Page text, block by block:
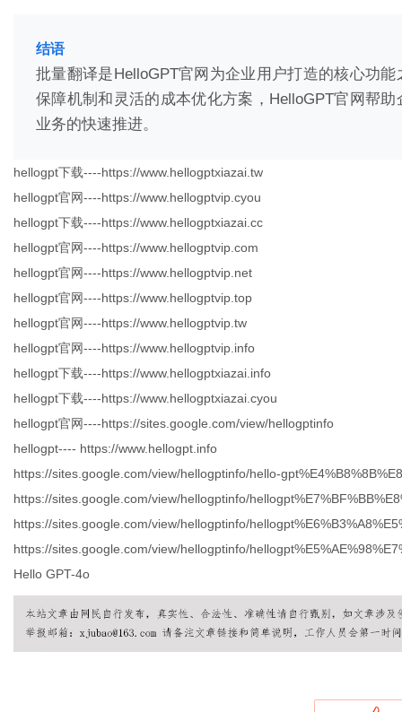
结语
批量翻译是HelloGPT官网为企业用户打造的核心功
保障机制和灵活的成本优化方案，HelloGPT官网帮
业务的快速推进。
hellogpt下载----https://www.hellogptxiazai.tw
hellogpt官网----https://www.hellogptvip.cyou
hellogpt下载----https://www.hellogptxiazai.cc
hellogpt官网----https://www.hellogptvip.com
hellogpt官网----https://www.hellogptvip.net
hellogpt官网----https://www.hellogptvip.top
hellogpt官网----https://www.hellogptvip.tw
hellogpt官网----https://www.hellogptvip.info
hellogpt下载----https://www.hellogptxiazai.info
hellogpt下载----https://www.hellogptxiazai.cyou
hellogpt官网----https://sites.google.com/view/hellogptinfo
hellogpt---- https://www.hellogpt.info
https://sites.google.com/view/hellogptinfo/hello-
https://sites.google.com/view/hellogptinfo/
https://sites.google.com/view/hellogptinfo/
https://sites.google.com/view/hellogptinfo/
Hello GPT-4o